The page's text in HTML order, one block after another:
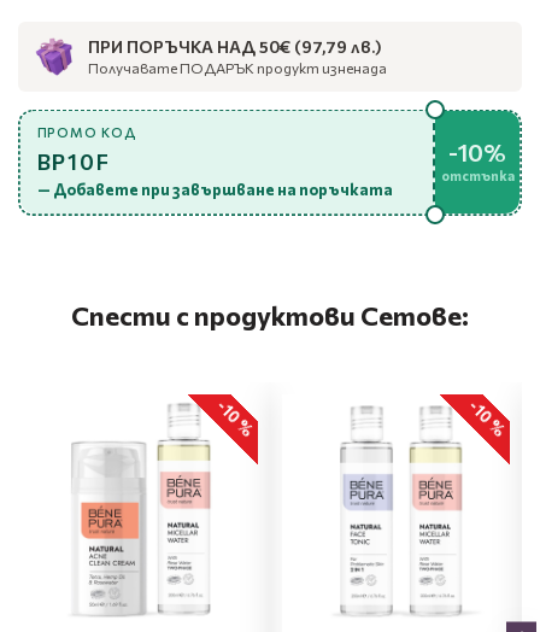
ПРИ ПОРЪЧКА НАД 50€ (97,79 лв.)
Получавате ПОДАРЪК продукт изненада
ПРОМО КОД
BP10F
— Добавете при завършване на поръчката
-10%
отстъпка
Спести с продуктови Сетове:
-10 % -10 %